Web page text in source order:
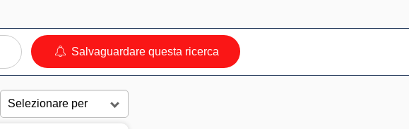
Salvaguardare questa ricerca